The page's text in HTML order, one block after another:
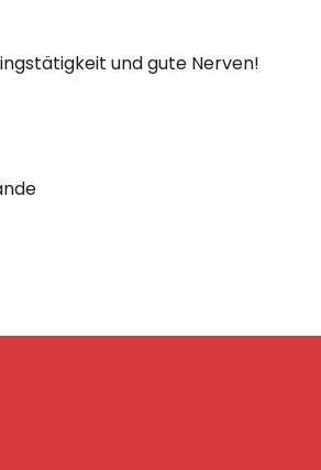
und gute Nerven!